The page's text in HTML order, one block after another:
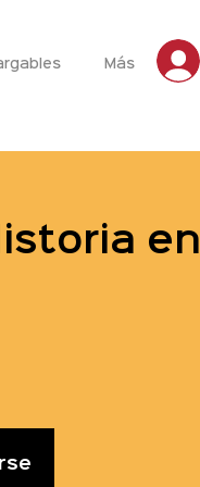
Más
en